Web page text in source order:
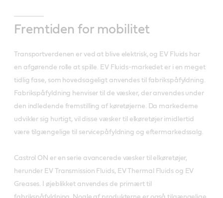
Fremtiden for mobilitet
Transportverdenen er ved at blive elektrisk, og EV Fluids har
en afgørende rolle at spille. EV Fluids-markedet er i en meget
tidlig fase, som hovedsageligt anvendes til fabrikspåfyldning.
Fabrikspåfyldning henviser til de væsker, der anvendes under
den indledende fremstilling af køretøjerne. Da markederne
udvikler sig hurtigt, vil disse væsker til elkøretøjer imidlertid
være tilgængelige til servicepåfyldning og eftermarkedssalg.
Castrol ON er en serie avancerede væsker til elkøretøjer,
herunder EV Transmission Fluids, EV Thermal Fluids og EV
Greases. I øjeblikket anvendes de primært til